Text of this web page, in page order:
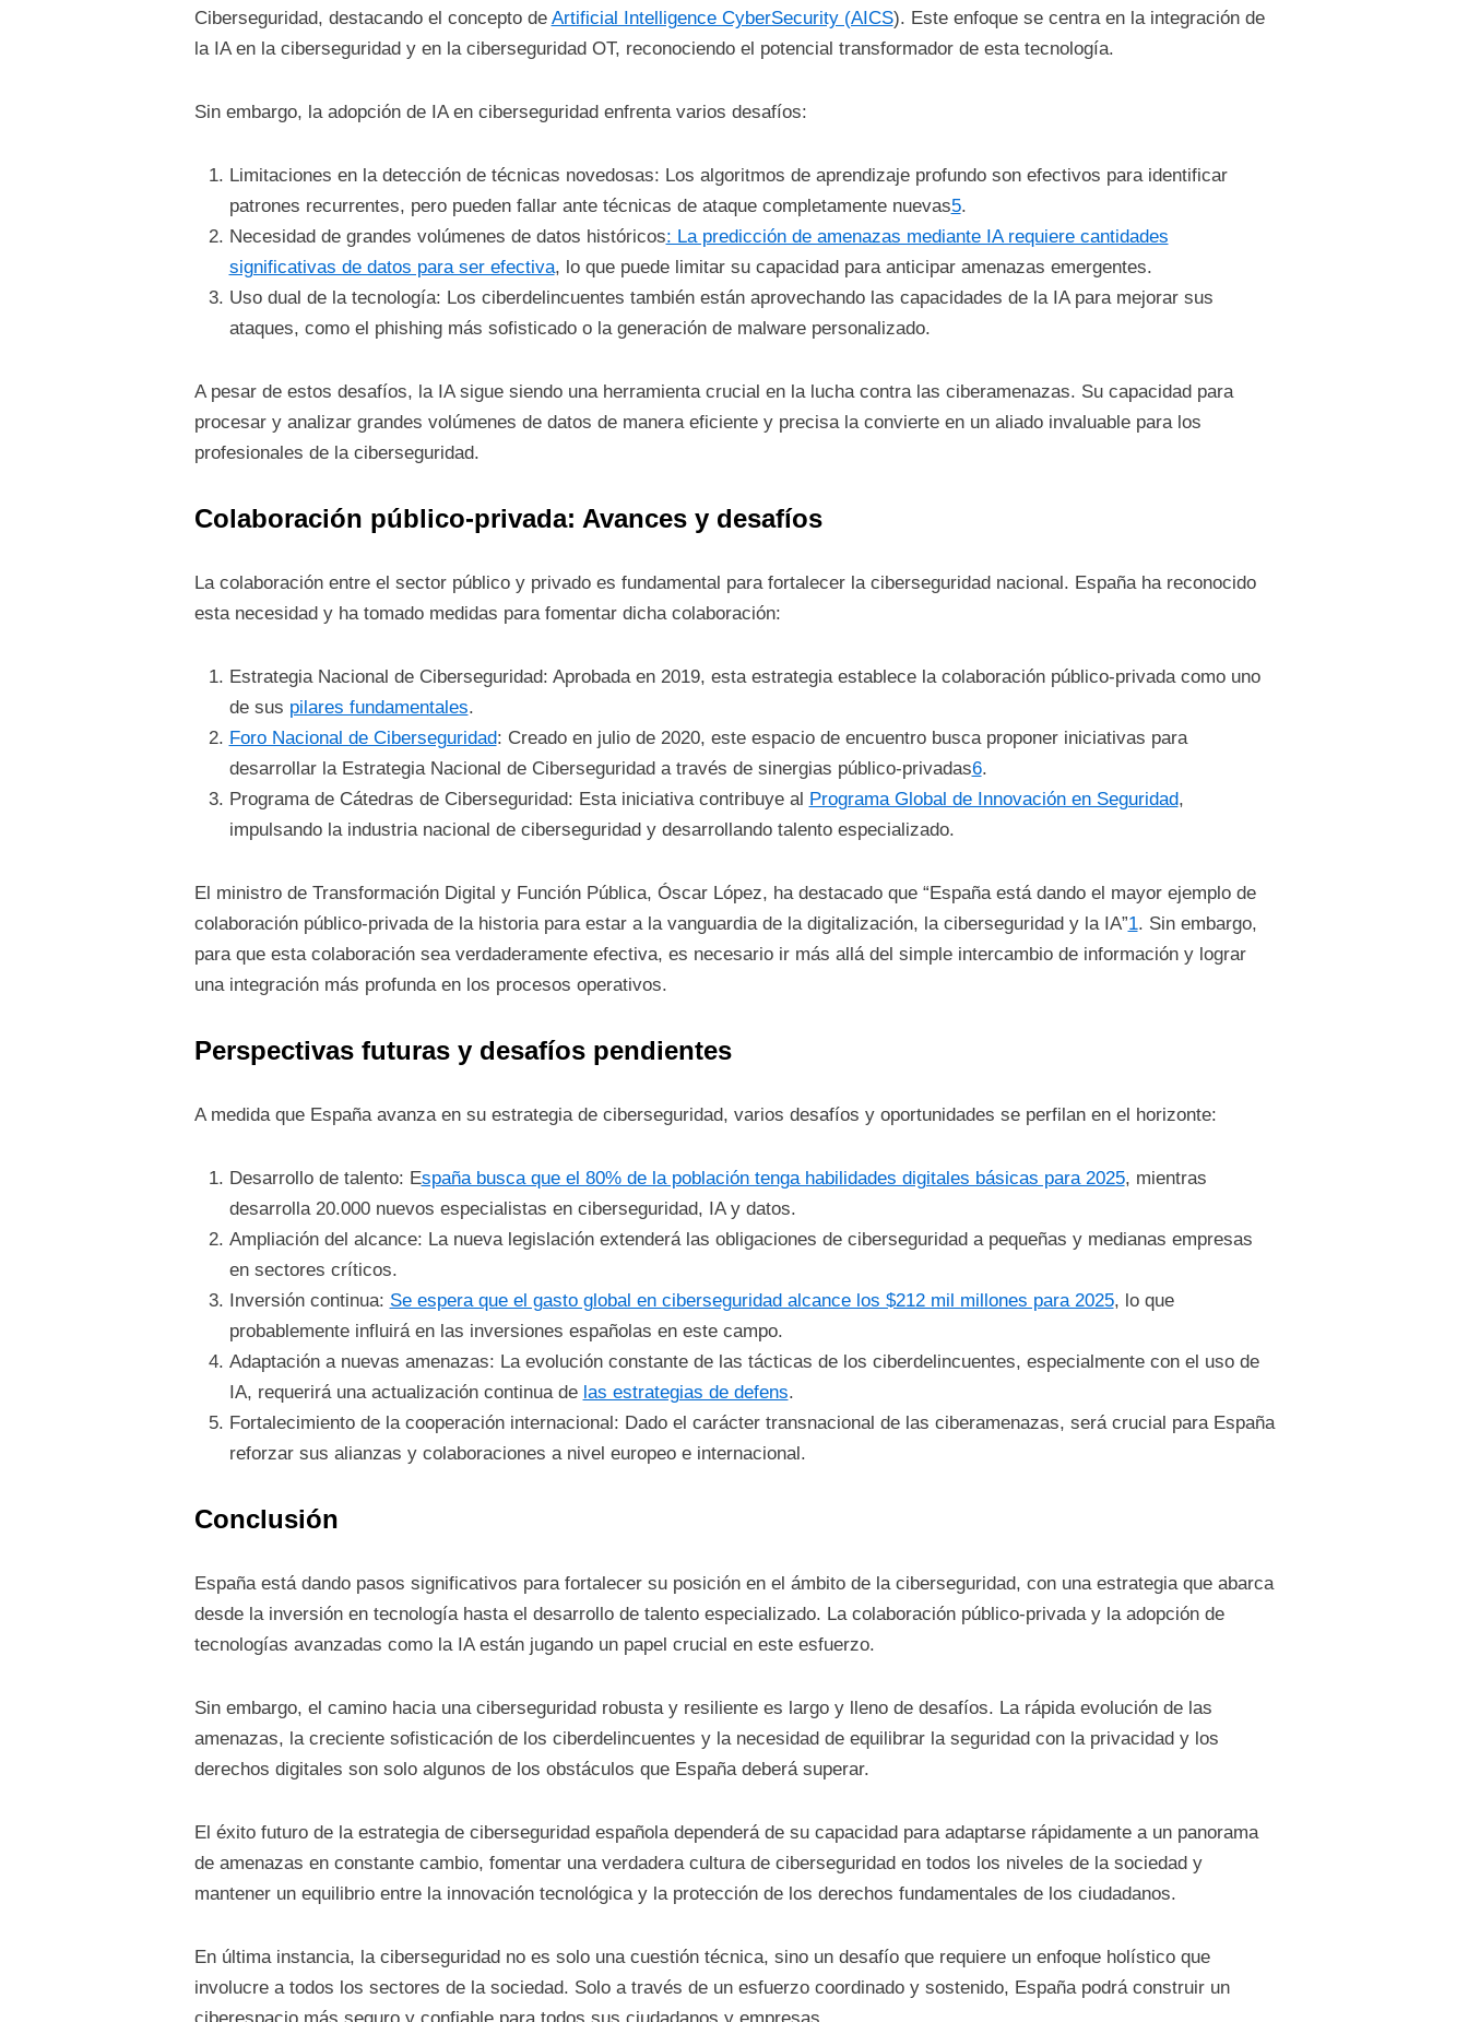
Ciberseguridad, destacando el concepto de Artificial Intelligence CyberSecurity (AICS). Este enfoque se centra en la integración de
la IA en la ciberseguridad y en la ciberseguridad OT, reconociendo el potencial transformador de esta tecnología.
Sin embargo, la adopción de IA en ciberseguridad enfrenta varios desafíos:
Limitaciones en la detección de técnicas novedosas: Los algoritmos de aprendizaje profundo son efectivos para identificar
patrones recurrentes, pero pueden fallar ante técnicas de ataque completamente nuevas5.
Necesidad de grandes volúmenes de datos históricos: La predicción de amenazas mediante IA requiere cantidades
significativas de datos para ser efectiva, lo que puede limitar su capacidad para anticipar amenazas emergentes.
Uso dual de la tecnología: Los ciberdelincuentes también están aprovechando las capacidades de la IA para mejorar sus
ataques, como el phishing más sofisticado o la generación de malware personalizado.
A pesar de estos desafíos, la IA sigue siendo una herramienta crucial en la lucha contra las ciberamenazas. Su capacidad para
procesar y analizar grandes volúmenes de datos de manera eficiente y precisa la convierte en un aliado invaluable para los
profesionales de la ciberseguridad.
Colaboración público-privada: Avances y desafíos
La colaboración entre el sector público y privado es fundamental para fortalecer la ciberseguridad nacional. España ha reconocido
esta necesidad y ha tomado medidas para fomentar dicha colaboración:
Estrategia Nacional de Ciberseguridad: Aprobada en 2019, esta estrategia establece la colaboración público-privada como uno
de sus pilares fundamentales.
Foro Nacional de Ciberseguridad: Creado en julio de 2020, este espacio de encuentro busca proponer iniciativas para
desarrollar la Estrategia Nacional de Ciberseguridad a través de sinergias público-privadas6.
Programa de Cátedras de Ciberseguridad: Esta iniciativa contribuye al Programa Global de Innovación en Seguridad,
impulsando la industria nacional de ciberseguridad y desarrollando talento especializado.
El ministro de Transformación Digital y Función Pública, Óscar López, ha destacado que “España está dando el mayor ejemplo de
colaboración público-privada de la historia para estar a la vanguardia de la digitalización, la ciberseguridad y la IA”1. Sin embargo,
para que esta colaboración sea verdaderamente efectiva, es necesario ir más allá del simple intercambio de información y lograr
una integración más profunda en los procesos operativos.
Perspectivas futuras y desafíos pendientes
A medida que España avanza en su estrategia de ciberseguridad, varios desafíos y oportunidades se perfilan en el horizonte:
Desarrollo de talento: España busca que el 80% de la población tenga habilidades digitales básicas para 2025, mientras
desarrolla 20.000 nuevos especialistas en ciberseguridad, IA y datos.
Ampliación del alcance: La nueva legislación extenderá las obligaciones de ciberseguridad a pequeñas y medianas empresas
en sectores críticos.
Inversión continua: Se espera que el gasto global en ciberseguridad alcance los $212 mil millones para 2025, lo que
probablemente influirá en las inversiones españolas en este campo.
Adaptación a nuevas amenazas: La evolución constante de las tácticas de los ciberdelincuentes, especialmente con el uso de
IA, requerirá una actualización continua de las estrategias de defens.
Fortalecimiento de la cooperación internacional: Dado el carácter transnacional de las ciberamenazas, será crucial para España
reforzar sus alianzas y colaboraciones a nivel europeo e internacional.
Conclusión
España está dando pasos significativos para fortalecer su posición en el ámbito de la ciberseguridad, con una estrategia que abarca
desde la inversión en tecnología hasta el desarrollo de talento especializado. La colaboración público-privada y la adopción de
tecnologías avanzadas como la IA están jugando un papel crucial en este esfuerzo.
Sin embargo, el camino hacia una ciberseguridad robusta y resiliente es largo y lleno de desafíos. La rápida evolución de las
amenazas, la creciente sofisticación de los ciberdelincuentes y la necesidad de equilibrar la seguridad con la privacidad y los
derechos digitales son solo algunos de los obstáculos que España deberá superar.
El éxito futuro de la estrategia de ciberseguridad española dependerá de su capacidad para adaptarse rápidamente a un panorama
de amenazas en constante cambio, fomentar una verdadera cultura de ciberseguridad en todos los niveles de la sociedad y
mantener un equilibrio entre la innovación tecnológica y la protección de los derechos fundamentales de los ciudadanos.
En última instancia, la ciberseguridad no es solo una cuestión técnica, sino un desafío que requiere un enfoque holístico que
involucre a todos los sectores de la sociedad. Solo a través de un esfuerzo coordinado y sostenido, España podrá construir un